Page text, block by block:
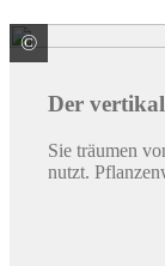
© ©
Der
Sie träumen
nutzt.